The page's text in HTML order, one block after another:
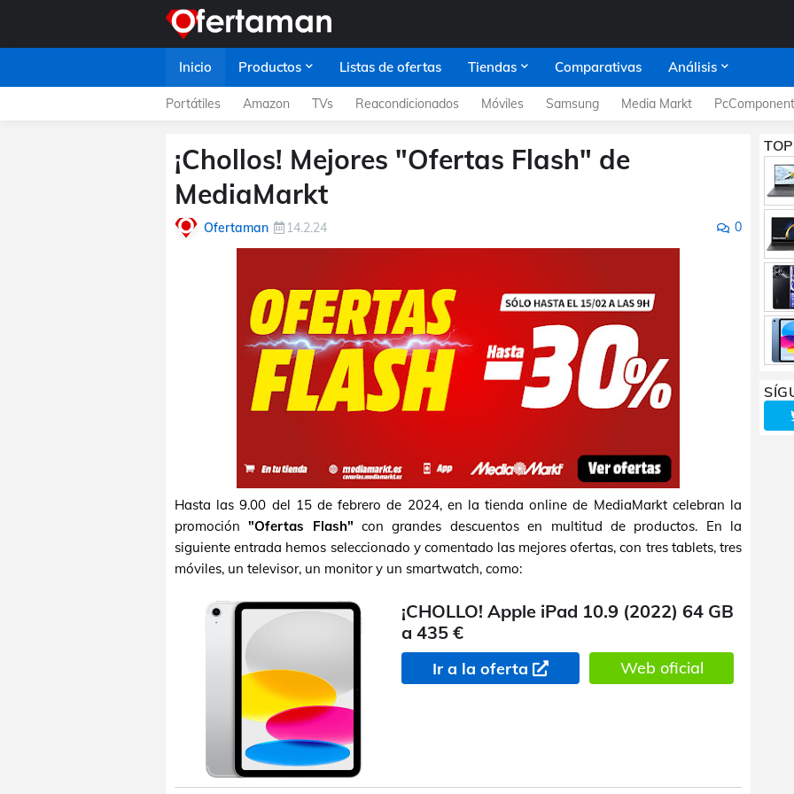
Inicio Productos Listas de ofertas Tiendas Comparativas Análisis
Portátiles Amazon TVs Reacondicionados Móviles Samsung Media Markt
¡Chollos! Mejores "Ofertas Flash" de
MediaMarkt
Ofertaman 14.2.24 0
Hasta las 9.00 del 15 de febrero de 2024, en la tienda online de MediaMarkt celebran la
promoción"Ofertas Flash" con grandes descuentos en multitud de productos. En la
siguiente entrada hemos seleccionado y comentado las mejores ofertas, con tres tablets, tres
móviles, un televisor, un monitor y un smartwatch, como:
¡CHOLLO! Apple iPad 10.9 (2022) 64 GB
a 435 €
Ir a la oferta Web oficial